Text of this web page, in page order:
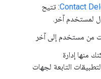
: تتيح
لمستخدم آخر.
من مستخدم إلى آخر
منها إدارة
التابعة لجهات